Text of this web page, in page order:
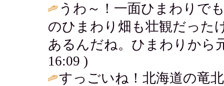
うわ～！一面ひまわりで
のひまわり畑も壮観だった
あるんだね。ひまわりから
16:09 )
すっごいね！北海道の竜